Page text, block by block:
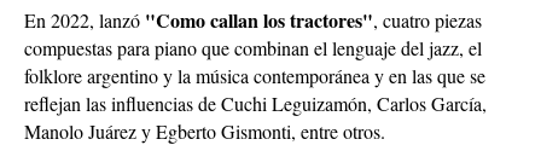
En 2022, lanzó "Como callan los tractores", cuatro piezas
compuestas para piano que combinan el lenguaje del jazz, el
folklore argentino y la música contemporánea y en las que se
reflejan las influencias de Cuchi Leguizamón, Carlos García,
Manolo Juárez y Egberto Gismonti, entre otros.